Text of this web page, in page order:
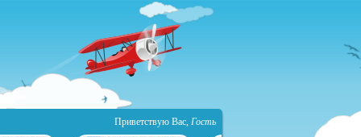
Приветствую Вас, Гость